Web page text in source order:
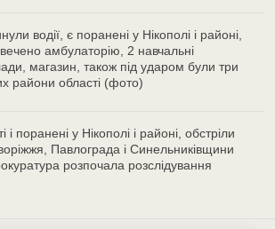
водії, є поранені у Нікополі і районі,
амбулаторію, 2 навчальні
магазин, також під ударом були три
райони області (фото)
і поранені у Нікополі і районі, обстріли
Павлограда і Синельниківщини
розпочала розслідування